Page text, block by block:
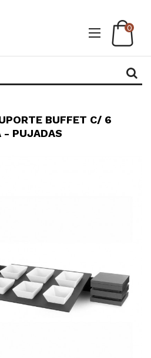
0
BUFFET C/ 6
- PUJADAS